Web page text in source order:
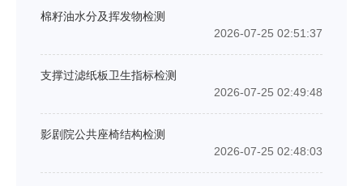
棉籽油水分及挥发物检测
2026-07-25 02:51:37
支撑过滤纸板卫生指标检测
2026-07-25 02:49:48
影剧院公共座椅结构检测
2026-07-25 02:48:03